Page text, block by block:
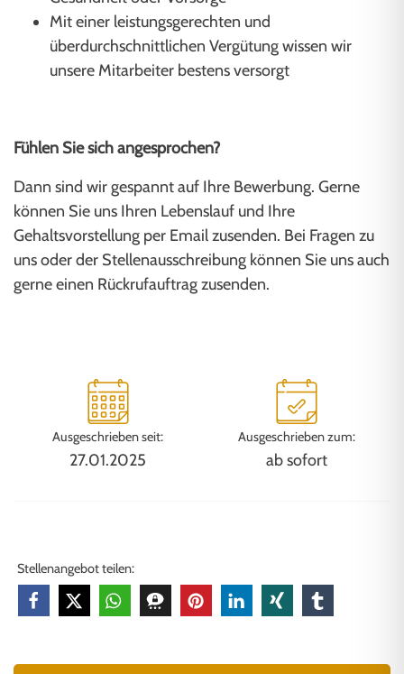
Mit einer leistungsgerechten und
überdurchschnittlichen Vergütung wissen wir
unsere Mitarbeiter bestens versorgt
Fühlen Sie sich angesprochen?
Dann sind wir gespannt auf Ihre Bewerbung. Gerne
können Sie uns Ihren Lebenslauf und Ihre
Gehaltsvorstellung per Email zusenden. Bei Fragen zu
uns oder der Stellenausschreibung können Sie uns auch
gerne einen Rückrufauftrag zusenden.
Ausgeschrieben seit:
27.01.2025
Ausgeschrieben zum:
ab sofort
Stellenangebot teilen: